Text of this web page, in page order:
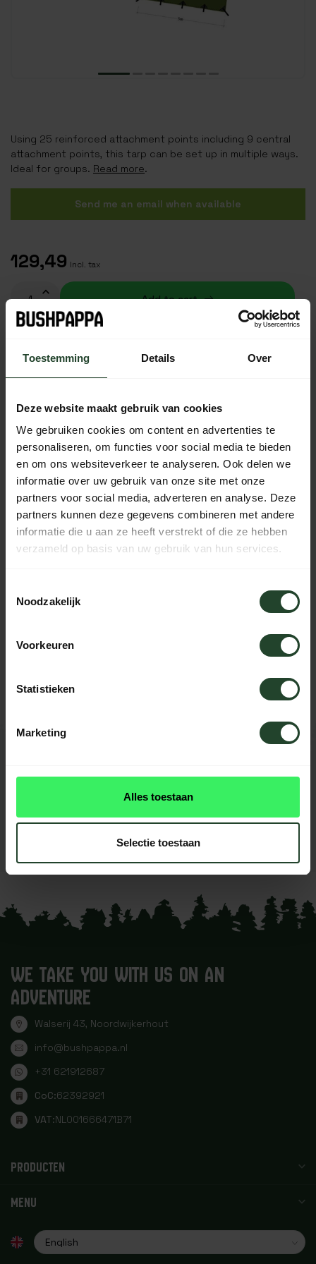
Toestemming Details Over
Deze website maakt gebruik van cookies
We gebruiken cookies om content en advertenties te
personaliseren, om functies voor social media te bieden
en om ons websiteverkeer te analyseren. Ook delen we
informatie over uw gebruik van onze site met onze
partners voor social media, adverteren en analyse. Deze
partners kunnen deze gegevens combineren met andere
informatie die u aan ze heeft verstrekt of die ze hebben
verzameld op basis van uw gebruik van hun services.
Noodzakelijk
Voorkeuren
Statistieken
Marketing
Alles toestaan
Selectie toestaan
Using 25 reinforced attachment points including 9 central
attachment points, this tarp can be set up in multiple ways.
Ideal for groups. Read more.
Send me an email when available
129,49 Incl. tax
Add to cart
Ordered Monday to Friday before 5 p.m., shipped the
same day
Available every day from 10:00 to 20:00 via chat,
telephone or email
PRODUCT DESCRIPTION
This product doesn't have
reviews yet
Add your review
WE TAKE YOU WITH US ON AN
ADVENTURE
Walserij 43, Noordwijkerhout
info@bushpappa.nl
+31 621912687
CoC:62392921
VAT:NL001666471B71
PRODUCTEN
MENU